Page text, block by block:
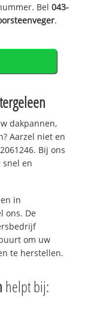
Bel043-
.
dakpannen,
Aarzel niet en
Bij ons
snel en
in
ons. De
om uw
te herstellen.
helpt bij: